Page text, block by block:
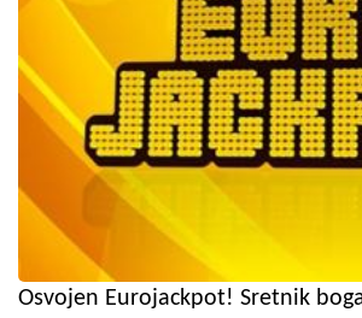
Osvojen Eurojackpot! Sretnik